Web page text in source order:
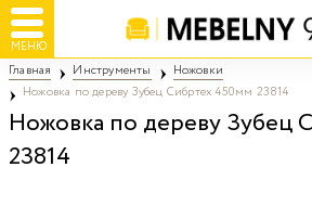
МЕНЮ
Главная Инструменты
Ножовки
Ножовка по дереву Зубец Сибртех 450мм 23814
Ножовка по дереву Зубец
23814